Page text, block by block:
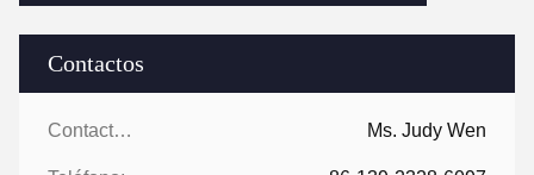
Contactos
Contactos: Ms. Judy Wen